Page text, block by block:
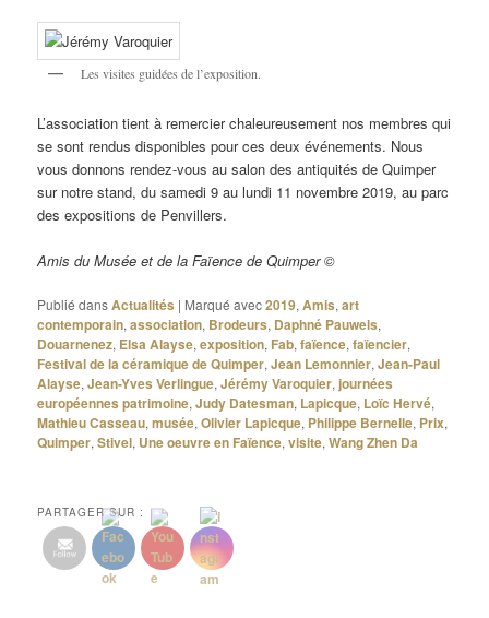
Les visites guidées de l’exposition.
L’association tient à remercier chaleureusement nos membres qui
se sont rendus disponibles pour ces deux événements. Nous
vous donnons rendez-vous au salon des antiquités de Quimper
sur notre stand, du samedi 9 au lundi 11 novembre 2019, au parc
des expositions de Penvillers.
Amis du Musée et de la Faïence de Quimper ©
Publié dansActualités | Marqué avec2019,Amis,art
contemporain,association, Brodeurs, Daphné Pauwels,
Douarnenez, Elsa Alayse,exposition, Fab,faïence,faïencier,
Festival de la céramique de Quimper,Jean Lemonnier,Jean-Paul
Alayse,Jean-Yves Verlingue,Jérémy Varoquier,journées
européennes patrimoine,Judy Datesman, Lapicque, Loïc Hervé,
Mathieu Casseau,musée,Olivier Lapicque, Philippe Bernelle, Prix,
Quimper,Stivel, Une oeuvre en Faïence,visite,Wang Zhen Da
PARTAGER SUR :